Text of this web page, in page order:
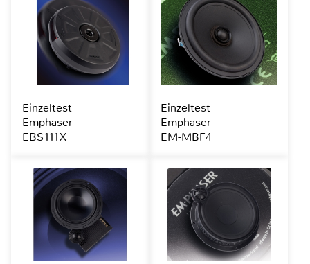
Einzeltest
Emphaser
EBS111X
Einzeltest
Emphaser
EM-MBF4